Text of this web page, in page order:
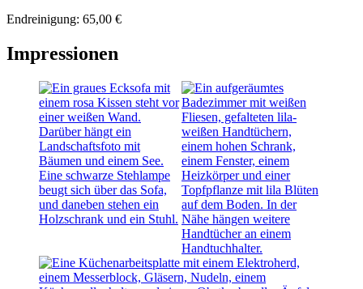
End­rei­ni­gung: 65,00 €
Impres­sio­nen